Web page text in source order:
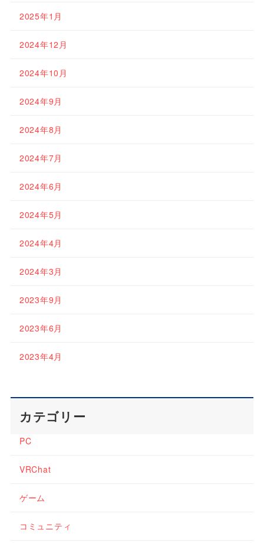
2025年1月
2024年12月
2024年10月
2024年9月
2024年8月
2024年7月
2024年6月
2024年5月
2024年4月
2024年3月
2023年9月
2023年6月
2023年4月
カテゴリー
PC
VRChat
ゲーム
コミュニティ